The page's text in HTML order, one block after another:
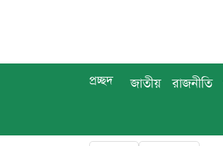
প্রচ্ছদ জাতীয় রাজনীতি